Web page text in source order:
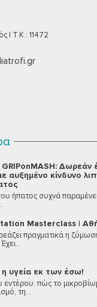
| T.K.: 11472
Δωρεάν
αυξημένο κίνδυνο
ήπατος συχνά
Masterclass |
πραγματικά η
η υγεία εκ των έσω!
εντέρου: πώς το
τη...